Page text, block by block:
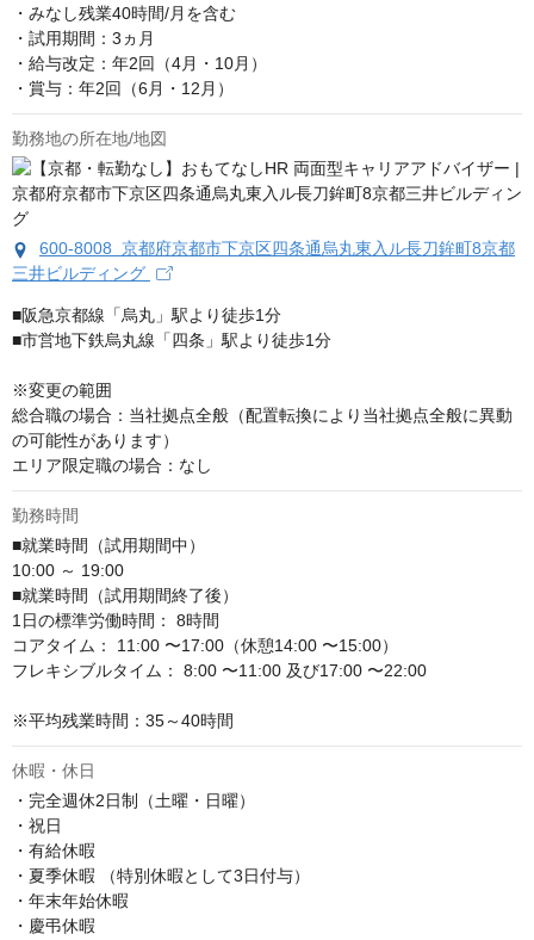
・みなし残業40時間/月を含む
・試用期間：3ヵ月
・給与改定：年2回（4月・10月）
・賞与：年2回（6月・12月）
勤務地の所在地/地図
600-8008 京都府京都市下京区四条通烏丸東入ル長刀鉾町8京都
三井ビルディング
■阪急京都線「烏丸」駅より徒歩1分
■市営地下鉄烏丸線「四条」駅より徒歩1分
※変更の範囲
総合職の場合：当社拠点全般（配置転換により当社拠点全般に異動
の可能性があります）
エリア限定職の場合：なし
勤務時間
■就業時間（試用期間中）
10:00 ～ 19:00
■就業時間（試用期間終了後）
1日の標準労働時間： 8時間
コアタイム： 11:00 〜17:00（休憩14:00 〜15:00）
フレキシブルタイム： 8:00 〜11:00 及び17:00 〜22:00
※平均残業時間：35～40時間
休暇・休日
・完全週休2日制（土曜・日曜）
・祝日
・有給休暇
・夏季休暇 （特別休暇として3日付与）
・年末年始休暇
・慶弔休暇